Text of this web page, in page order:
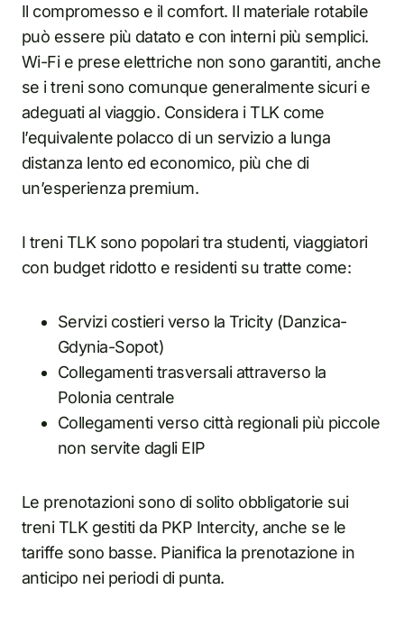
Il compromesso e il comfort. Il materiale rotabile
può essere più datato e con interni più semplici.
Wi-Fi e prese elettriche non sono garantiti, anche
se i treni sono comunque generalmente sicuri e
adeguati al viaggio. Considera i TLK come
l’equivalente polacco di un servizio a lunga
distanza lento ed economico, più che di
un’esperienza premium.
I treni TLK sono popolari tra studenti, viaggiatori
con budget ridotto e residenti su tratte come:
Servizi costieri verso la Tricity (Danzica-
Gdynia-Sopot)
Collegamenti trasversali attraverso la
Polonia centrale
Collegamenti verso città regionali più piccole
non servite dagli EIP
Le prenotazioni sono di solito obbligatorie sui
treni TLK gestiti da PKP Intercity, anche se le
tariffe sono basse. Pianifica la prenotazione in
anticipo nei periodi di punta.